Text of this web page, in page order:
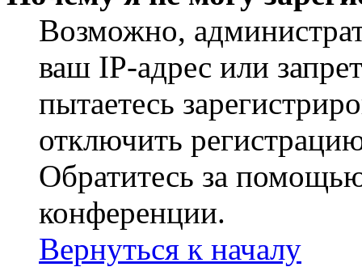
Возможно,
ваш IP-адрес или
пытаетесь
отключить
Обратитесь за
конференции.
Вернуться к началу